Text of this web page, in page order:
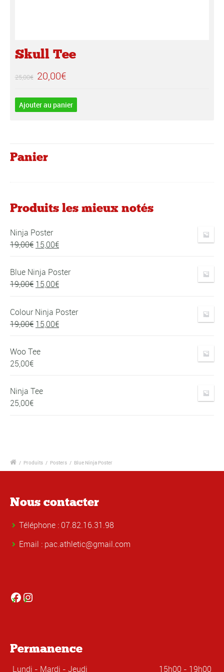
Skull Tee
25,00€ Le
initial
20,00€Le
actuel
Ajouter au panier
Panier
Produits les mieux notés
Ninja Poster
19,00€ Le
initial
était :
15,00€Le
actuel
est :
Blue Ninja Poster
19,00€ Le
initial
était :
19,00€.
15,00€Le
actuel
est :
15,00€.
Colour Ninja Poster
19,00€ Le
initial
15,00€Le
Woo Tee
25,00€
Ninja Tee
25,00€
/ Produits / Posters / Blue Ninja Poster
Nous contacter
Téléphone : 07.82.16.31.98
Email : pac.athletic@gmail.com
Facebook
Instagram
Permanence
Lundi - Mardi - Jeudi 15h00 - 19h00